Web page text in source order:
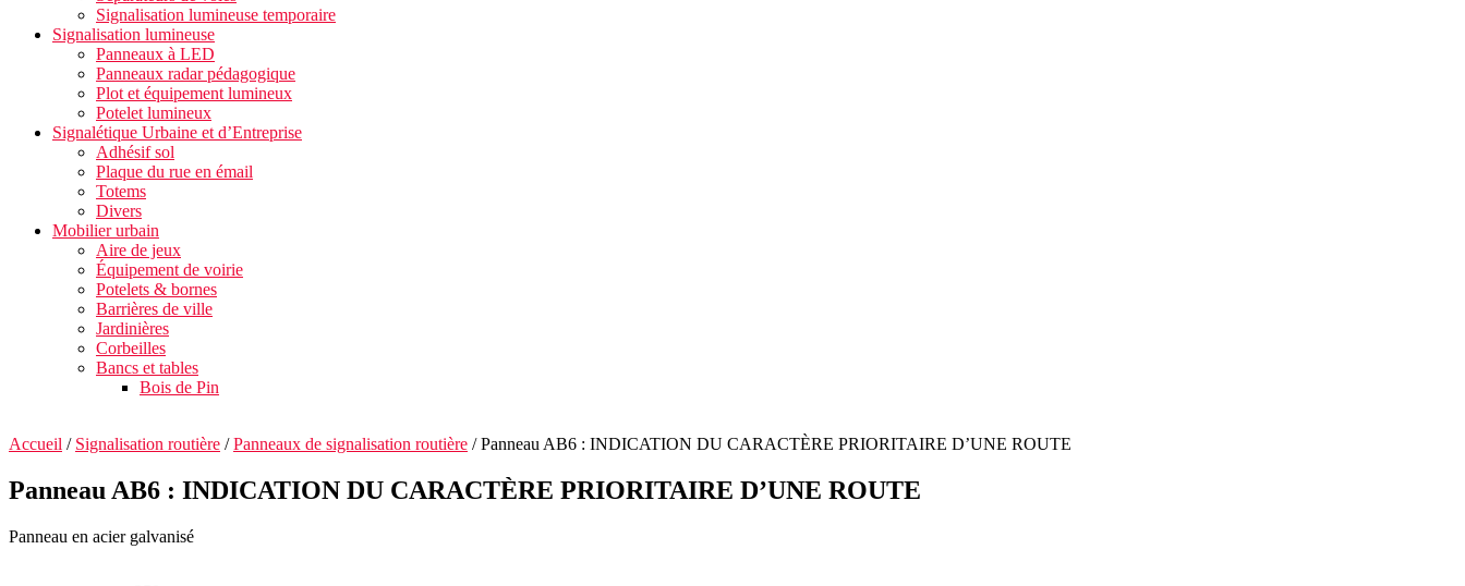
Signalisation lumineuse temporaire
Signalisation lumineuse
Panneaux à LED
Panneaux radar pédagogique
Plot et équipement lumineux
Potelet lumineux
Signalétique Urbaine et d’Entreprise
Adhésif sol
Plaque du rue en émail
Totems
Divers
Mobilier urbain
Aire de jeux
Équipement de voirie
Potelets & bornes
Barrières de ville
Jardinières
Corbeilles
Bancs et tables
Bois de Pin
Accueil / Signalisation routière /Panneaux de signalisation routière / Panneau AB6 : INDICATION DU CARACTÈRE PRIORITAIRE D’UNE ROUTE
Panneau AB6 : INDICATION DU CARACTÈRE PRIORITAIRE D’UNE ROUTE
Panneau en acier galvanisé